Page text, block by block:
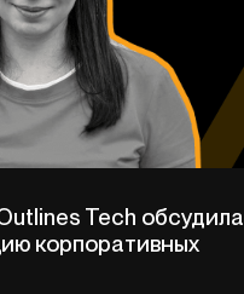
Tech обсудила
корпоративных